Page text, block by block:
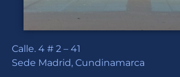
Calle. 4 # 2 – 41
Sede Madrid, Cundinamarca